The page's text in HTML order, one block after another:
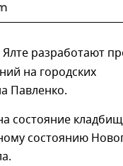
Ялте разработают
на городских
Павленко.
состояние
состоянию